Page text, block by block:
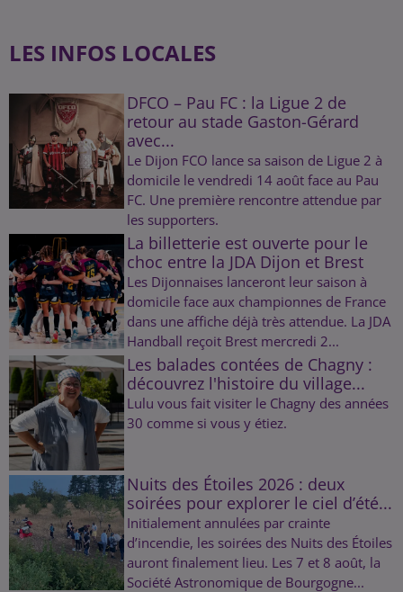
LES INFOS LOCALES
DFCO – Pau FC : la Ligue 2 de
retour au stade Gaston-Gérard
avec...
Le Dijon FCO lance sa saison de Ligue 2 à
domicile le vendredi 14 août face au Pau
FC. Une première rencontre attendue par
les supporters.
La billetterie est ouverte pour le
choc entre la JDA Dijon et Brest
Les Dijonnaises lanceront leur saison à
domicile face aux championnes de France
dans une affiche déjà très attendue. La JDA
Handball reçoit Brest mercredi 2...
Les balades contées de Chagny :
découvrez l'histoire du village...
Lulu vous fait visiter le Chagny des années
30 comme si vous y étiez.
Nuits des Étoiles 2026 : deux
soirées pour explorer le ciel d’été...
Initialement annulées par crainte
d’incendie, les soirées des Nuits des Étoiles
auront finalement lieu. Les 7 et 8 août, la
Société Astronomique de Bourgogne...